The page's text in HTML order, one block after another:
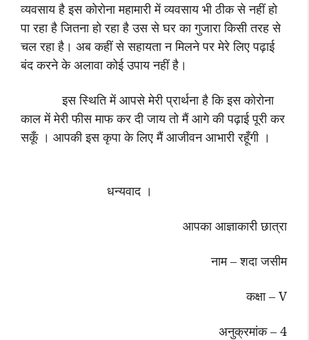
व्यवसाय है इस कोरोना महामारी में व्यवसाय भी ठीक से नहीं हो
पा रहा है जितना हो रहा है उस से घर का गुजारा किसी तरह से
चल रहा है। अब कहीं से सहायता न मिलने पर मेरे लिए पढ़ाई
बंद करने के अलावा कोई उपाय नहीं है।
इस स्थिति में आपसे मेरी प्रार्थना है कि इस कोरोना
काल में मेरी फीस माफ कर दी जाय तो मैं आगे की पढ़ाई पूरी कर
सकूँ । आपकी इस कृपा के लिए मैं आजीवन आभारी रहूँगी ।
धन्यवाद ।
आपका आज्ञाकारी छात्रा
नाम – शदा जसीम
कक्षा – V
अनुक्रमांक – 4